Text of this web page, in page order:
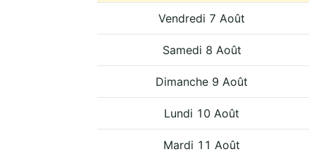
Vendredi 7 Août
Samedi 8 Août
Dimanche 9 Août
Lundi 10 Août
Mardi 11 Août